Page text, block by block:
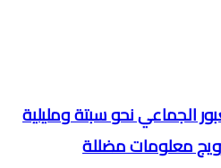
الجماعي نحو سبتة ومليلية
معلومات مضللة